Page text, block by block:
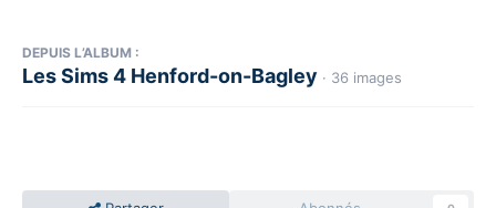
DEPUIS L’ALBUM :
Les Sims 4 Henford-on-Bagley · 36 images